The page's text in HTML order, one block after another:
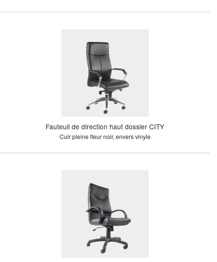
Fauteuil de direction haut dossier CITY
Cuir pleine fleur noir, envers vinyle